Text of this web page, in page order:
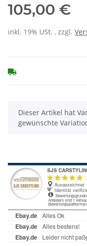
105,00 €
inkl. 19% USt. , zzgl.
x
Dieser Artikel hat
gewünschte